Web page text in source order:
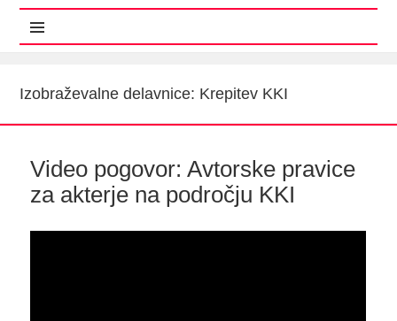
Izobraževalne delavnice: Krepitev KKI
Video pogovor: Avtorske pravice
za akterje na področju KKI